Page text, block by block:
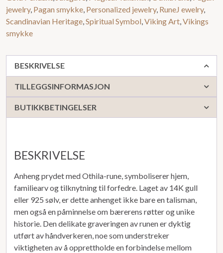
jewelry, Pagan smykke Personalized jewelry, RuneJ ewelry,
Scandinavian Heritage Spiritual Symbol Viking Art Vikings
smykke
BESKRIVELSE
TILLEGGSINFORMASJON
BUTIKKBETINGELSER
BESKRIVELSE
Anheng prydet med Othila-rune, symboliserer hjem,
familiearv og tilknytning til forfedre. Laget av 14K gull
eller 925 sølv, er dette anhenget ikke bare en talisman,
men også en påminnelse om bærerens røtter og unike
historie. Den delikate graveringen av runen er dyktig
utført av håndverkeren, noe som understreker
viktigheten av å opprettholde en forbindelse mellom